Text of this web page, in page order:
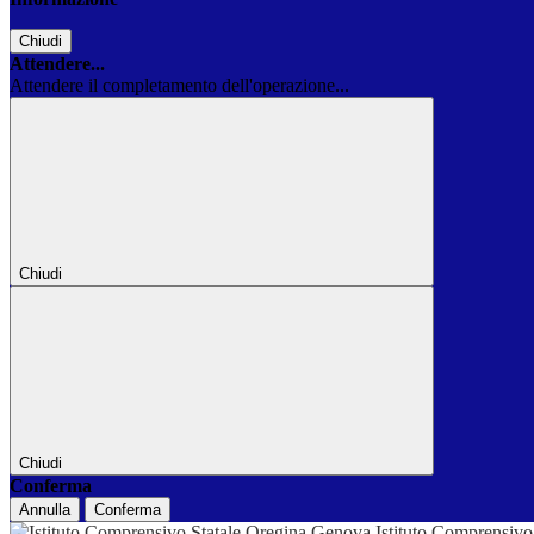
Chiudi
Attendere...
Attendere il completamento dell'operazione...
Chiudi
Chiudi
Conferma
Annulla Conferma